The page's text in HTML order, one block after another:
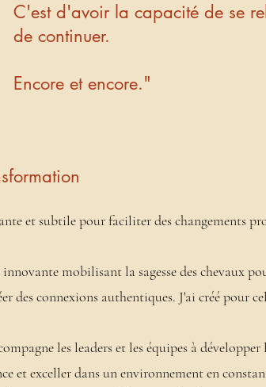
C'est d'avoir la capacité de se
de continuer.
Encore et encore."
et subtile pour faciliter des changements
mobilisant la sagesse des chevaux
des connexions authentiques. J'ai créé pour
les leaders et les équipes à
et exceller dans un environnement en